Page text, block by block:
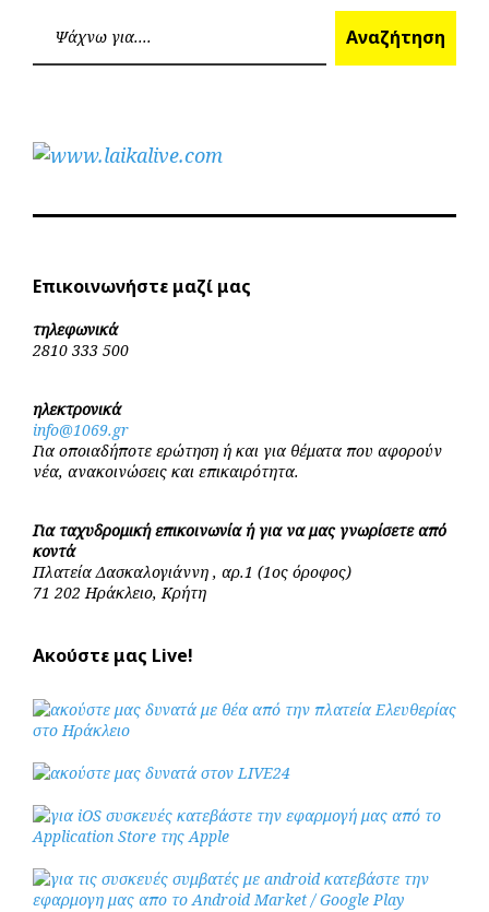
Αναζήτηση
Επικοινωνήστε μαζί μας
τηλεφωνικά
2810 333 500
ηλεκτρονικά
info@1069.gr
Για οποιαδήποτε ερώτηση ή και για θέματα που αφορούν
νέα, ανακοινώσεις και επικαιρότητα.
Για ταχυδρομική επικοινωνία ή για να μας γνωρίσετε από
κοντά
Πλατεία Δασκαλογιάννη , αρ.1 (1ος όροφος)
71 202 Ηράκλειο, Κρήτη
Ακούστε μας Live!